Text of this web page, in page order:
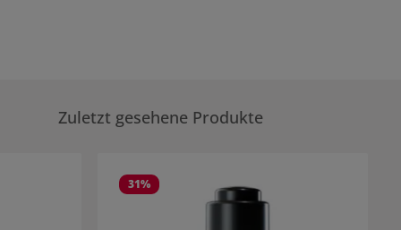
Zuletzt gesehene Produkte
31%